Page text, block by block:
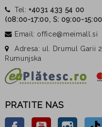
Tel:+4031 433 54 00
(08:00-17:00, S: 09:00-15:00
Email: office@meimall.si
Adresa: ul. Drumul Garii
Rumunjska
PRATITE NAS
FacebookYouTube